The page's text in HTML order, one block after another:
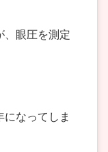
、眼圧を測定
なってしま